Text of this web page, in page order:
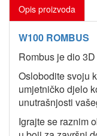
Opis proizvoda
W100 ROMBUS
Rombus je dio
Oslobodite svoju
umjetničko djelo
unutrašnjosti
Igrajte se raznim